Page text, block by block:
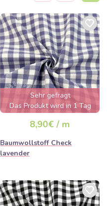
Sehr gefragt
Das Produkt wird in 1 Tag
ausverkauft sein
8,90€ / m
Baumwollstoff Check
lavender